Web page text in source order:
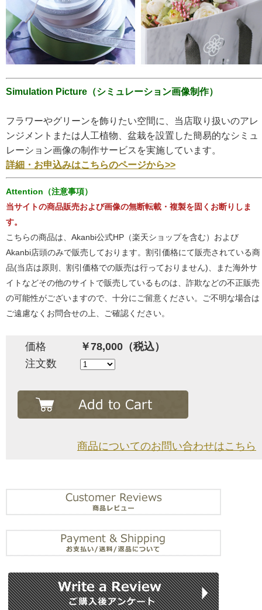
Simulation Picture（シミュレーション画像制作）
フラワーやグリーンを飾りたい空間に、当店取り扱いのアレ
ンジメントまたは人工植物、盆栽を設置した簡易的なシミュ
レーション画像の制作サービスを実施しています。
詳細・お申込みはこちらのページから>>
Attention（注意事項）
当サイトの商品販売および画像の無断転載・複製を固くお断りしま
す。
こちらの商品は、Akanbi公式HP（楽天ショップを含む）および
Akanbi店頭のみで販売しております。割引価格にて販売されている商
品(当店は原則、割引価格での販売は行っておりません)、また海外サ
イトなどその他のサイトで販売しているものは、詐欺などの不正販売
の可能性がございますので、十分にご留意ください。ご不明な場合は
ご遠慮なくお問合せの上、ご確認ください。
価格
￥78,000（税込）
注文数
商品についてのお問い合わせはこちら